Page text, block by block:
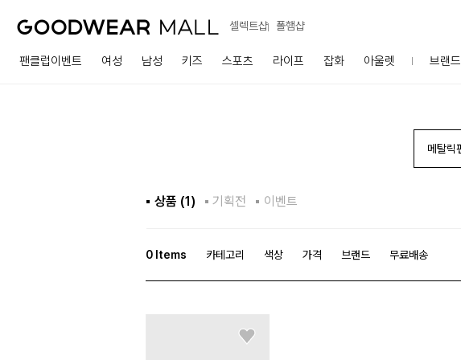
셀렉트샵 폴햄샵
팬클럽이벤트 여성 남성 키즈 스포츠 라이프 잡화 아울렛 브랜드
상품 (1) 기획전 이벤트
0 Items 카테고리 색상 가격 브랜드 무료배송